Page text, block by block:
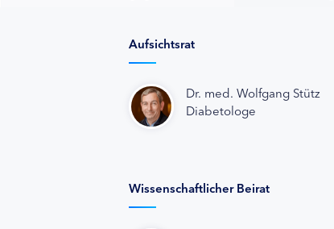
Aufsichtsrat
Dr. med. Wolfgang Stütz
Diabetologe
Wissenschaftlicher Beirat